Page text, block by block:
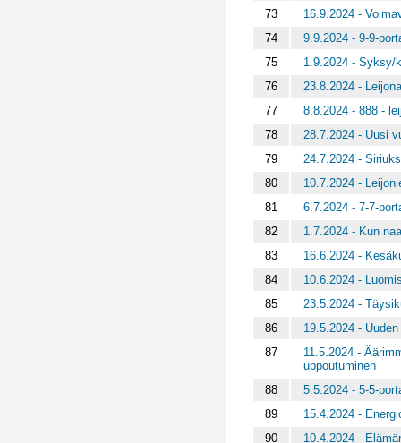
73
16.9.2024 -
74
9.9.2024 - 9-9-
75
1.9.2024 - Syksy/
76
23.8.2024 -
77
8.8.2024 - 888 -
78
28.7.2024 - Uusi
79
24.7.2024 -
80
10.7.2024 -
81
6.7.2024 - 7-7-
82
1.7.2024 - Kun
83
16.6.2024 -
84
10.6.2024 -
85
23.5.2024 -
86
19.5.2024 -
87
11.5.2024 -
uppoutuminen
88
5.5.2024 - 5-5-
89
15.4.2024 -
90
10.4.2024 -